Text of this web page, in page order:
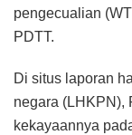
pengecualian
PDTT.
Di situs laporan
negara (LHKPN),
kekayaannya